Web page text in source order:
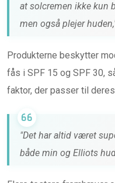
at solcremen ikke kun
men også plejer
Produkterne beskytter
fås i SPF 15 og SPF 30,
faktor, der passer til
"Det har altid været
både min og Elliots